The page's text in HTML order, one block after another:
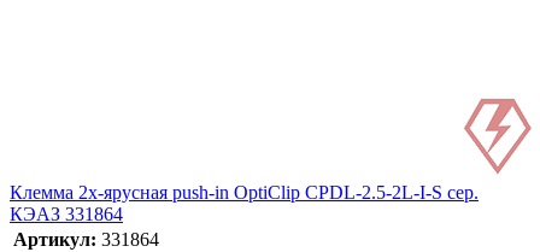
Клемма 2х-ярусная push-in OptiClip CPDL-2.5-2L-I-S сер.
КЭАЗ 331864
Артикул: 331864